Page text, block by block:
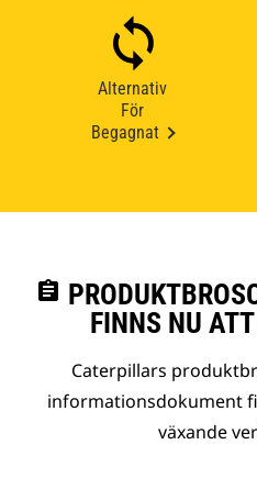
Alternativ
För
Begagnat
assignment
FINNS NU
Caterpillars
informationsdokument
växande